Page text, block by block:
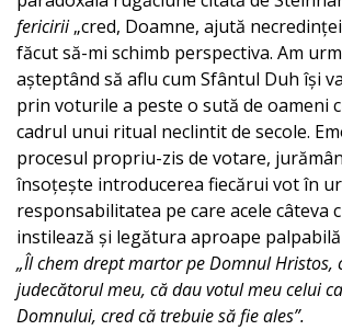
fericirii„cred, Doamne, ajută
făcut să-mi schimb perspectiva. Am
așteptând să aflu cum Sfântul Duh își
prin voturile a peste o sută de oameni
cadrul unui ritual neclintit de secole.
procesul propriu-zis de votare,
însoțește introducerea fiecărui vot în
responsabilitatea pe care acele câteva
instilează și legătura aproape
„Îl chem drept martor pe Domnul Hristos,
judecătorul meu, că dau votul meu celui
Domnului, cred că trebuie să fie ales”.